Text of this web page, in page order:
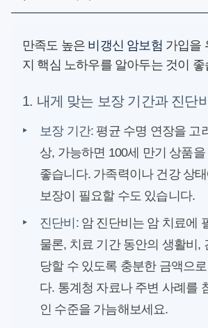
만족도 높은 비갱신 암보험 가입을
지 핵심 노하우를 알아두는 것이 좋
1. 내게 맞는 보장 기간과 진단
‣ 보장 기간: 평균 수명 연장을 고
상, 가능하면 100세 만기 상품을
좋습니다. 가족력이나 건강 상
보장이 필요할 수도 있습니다.
‣
진단비:암 진단비는 암 치료에
물론, 치료 기간 동안의 생활비,
당할 수 있도록 충분한 금액으
다. 통계청 자료나 주변 사례를
인 수준을 가늠해보세요.